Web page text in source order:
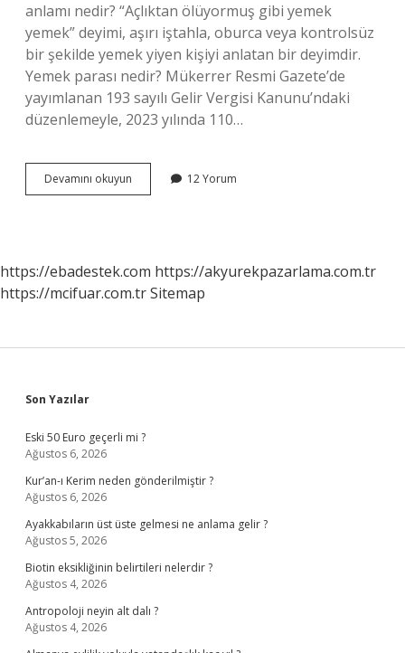
anlamı nedir? “Açlıktan ölüyormuş gibi yemek
yemek” deyimi, aşırı iştahla, oburca veya kontrolsüz
bir şekilde yemek yiyen kişiyi anlatan bir deyimdir.
Yemek parası nedir? Mükerrer Resmi Gazete’de
yayımlanan 193 sayılı Gelir Vergisi Kanunu’ndaki
düzenlemeyle, 2023 yılında 110…
Devamını okuyun
Yemek
12 Yorum
https://ebadestek.com https://akyurekpazarlama.com.tr
https://mcifuar.com.trSitemap
Sidebar
Son Yazılar
Eski 50 Euro geçerli mi ?
Ağustos 6, 2026
Kur’an-ı Kerim neden gönderilmiştir ?
Ağustos 6, 2026
Ayakkabıların üst üste gelmesi ne anlama gelir ?
Ağustos 5, 2026
Biotin eksikliğinin belirtileri nelerdir ?
Ağustos 4, 2026
Antropoloji neyin alt dalı ?
Ağustos 4, 2026